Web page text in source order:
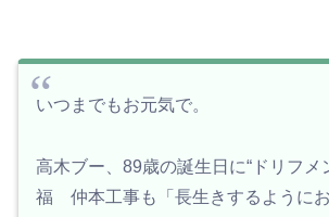
いつまでもお元気で。
高木ブー、89歳の誕生日に“ドリフメ
福 仲本工事も「長生きするように